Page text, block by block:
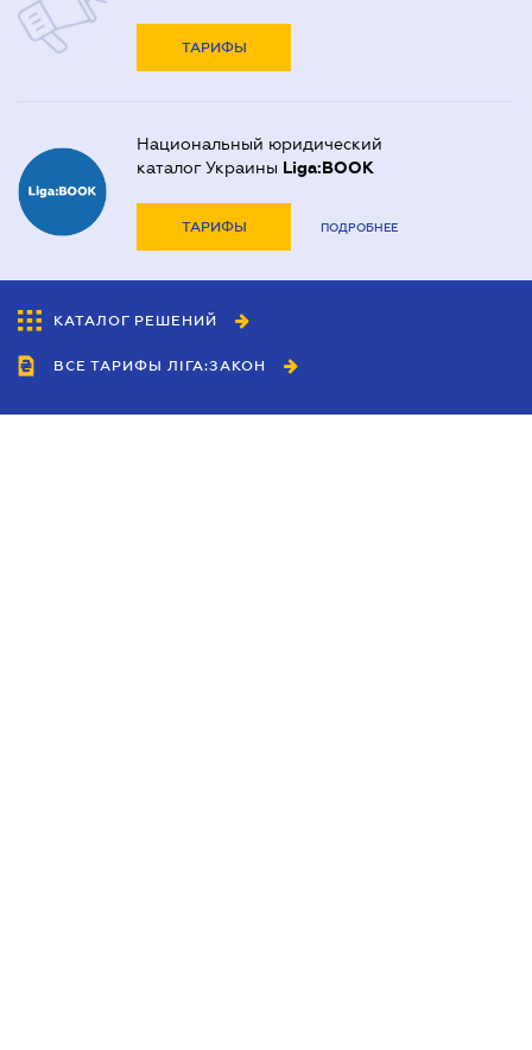
ТАРИФЫ
Национальный юридический
каталог Украины Liga:BOOK
ТАРИФЫ ПОДРОБНЕЕ
КАТАЛОГ РЕШЕНИЙ
ВСЕ ТАРИФЫ ЛІГА:ЗАКОН